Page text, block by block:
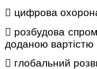
 цифрова
 розбудова
доданою вартістю
 глобальний